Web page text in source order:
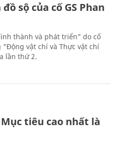
sộ của cố GS Phan
thành và phát triển" do cố
"Động vật chí và Thực vật chí
lần thứ 2.
tiêu cao nhất là